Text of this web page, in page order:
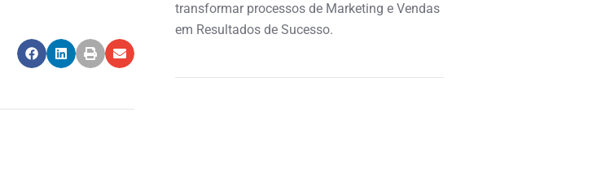
transformar processos de Marketing e Vendas
em Resultados de Sucesso.